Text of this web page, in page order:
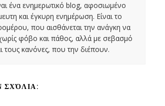
ένα ενημερωτικό blog, αφοσιωμένο
και έγκυρη ενημέρωση. Είναι το
που αισθάνεται την ανάγκη να
φόβο και πάθος, αλλά με σεβασμό
τους κανόνες, που την διέπουν.
ΣΧΌΛΙΑ: